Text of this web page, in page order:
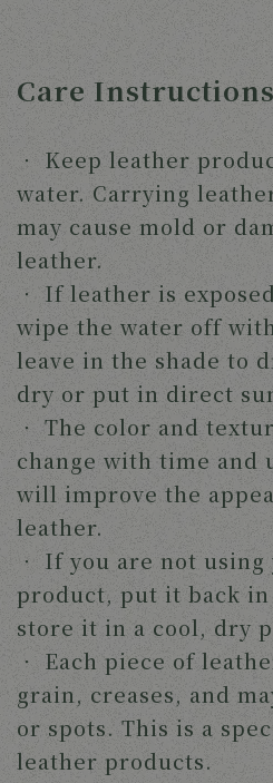
Care Instructions
‧ Keep leather
water. Carrying
may cause mold or
leather.
‧ If leather is
wipe the water off
leave in the shade to
dry or put in direct
‧ The color and
change with time and
will improve the
leather.
‧ If you are not
product, put it back in
store it in a cool, dry
‧ Each piece of
grain, creases, and
or spots. This is a
leather products.